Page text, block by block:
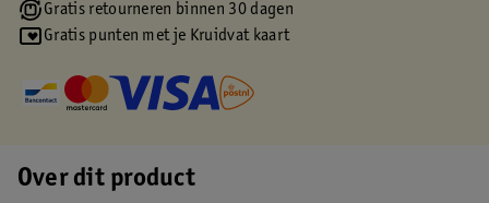
Gratis retourneren binnen 30 dagen
Gratis punten met je Kruidvat kaart
Over dit product